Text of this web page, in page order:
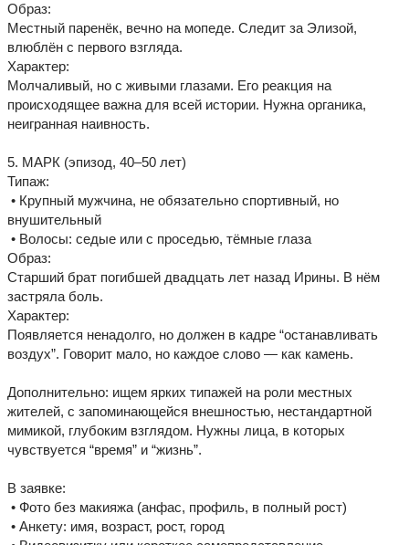
Образ:
Местный паренёк, вечно на мопеде. Следит за Элизой,
влюблён с первого взгляда.
Характер:
Молчаливый, но с живыми глазами. Его реакция на
происходящее важна для всей истории. Нужна органика,
неигранная наивность.
5. МАРК (эпизод, 40–50 лет)
Типаж:
• Крупный мужчина, не обязательно спортивный, но
внушительный
• Волосы: седые или с проседью, тёмные глаза
Образ:
Старший брат погибшей двадцать лет назад Ирины. В нём
застряла боль.
Характер:
Появляется ненадолго, но должен в кадре “останавливать
воздух”. Говорит мало, но каждое слово — как камень.
Дополнительно: ищем ярких типажей на роли местных
жителей, с запоминающейся внешностью, нестандартной
мимикой, глубоким взглядом. Нужны лица, в которых
чувствуется “время” и “жизнь”.
В заявке:
• Фото без макияжа (анфас, профиль, в полный рост)
• Анкету: имя, возраст, рост, город